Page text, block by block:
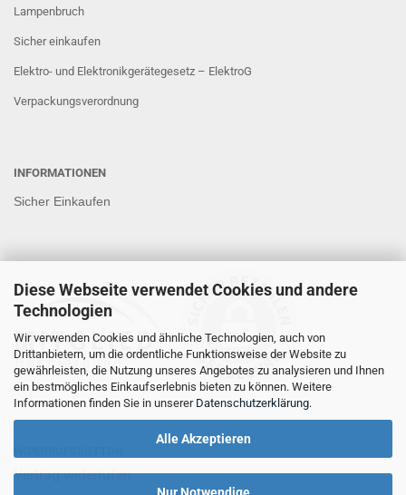
Diese Webseite verwendet Cookies und andere
Technologien
Wir verwenden Cookies und ähnliche Technologien, auch von
Drittanbietern, um die ordentliche Funktionsweise der Website zu
gewährleisten, die Nutzung unseres Angebotes zu analysieren und Ihnen
ein bestmögliches Einkaufserlebnis bieten zu können. Weitere
Informationen finden Sie in unserer Datenschutzerklärung.
Alle Akzeptieren
Lampenbruch
Sicher einkaufen
Elektro- und Elektronikgerätegesetz – ElektroG
Verpackungsverordnung
INFORMATIONEN
Sicher Einkaufen
Vertrag widerrufen